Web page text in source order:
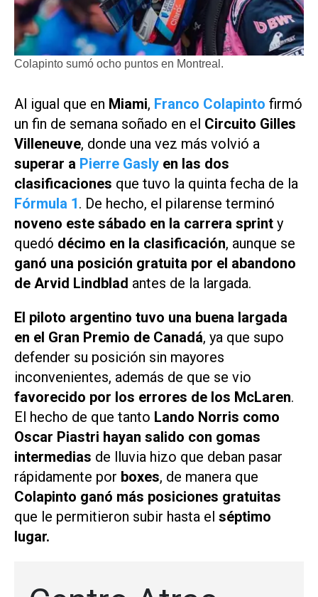
Colapinto sumó ocho puntos en Montreal.
Al igual que en Miami, Franco Colapinto firmó
un fin de semana soñado en el Circuito Gilles
Villeneuve, donde una vez más volvió a
superar a Pierre Gasly en las dos
clasificaciones que tuvo la quinta fecha de la
Fórmula 1. De hecho, el pilarense terminó
noveno este sábado en la carrera sprint y
quedó décimo en la clasificación, aunque se
ganó una posición gratuita por el abandono
de Arvid Lindblad antes de la largada.
El piloto argentino tuvo una buena largada
en el Gran Premio de Canadá, ya que supo
defender su posición sin mayores
inconvenientes, además de que se vio
favorecido por los errores de los McLaren.
El hecho de que tanto Lando Norris como
Oscar Piastri hayan salido con gomas
intermedias de lluvia hizo que deban pasar
rápidamente por boxes, de manera que
Colapinto ganó más posiciones gratuitas
que le permitieron subir hasta el séptimo
lugar.